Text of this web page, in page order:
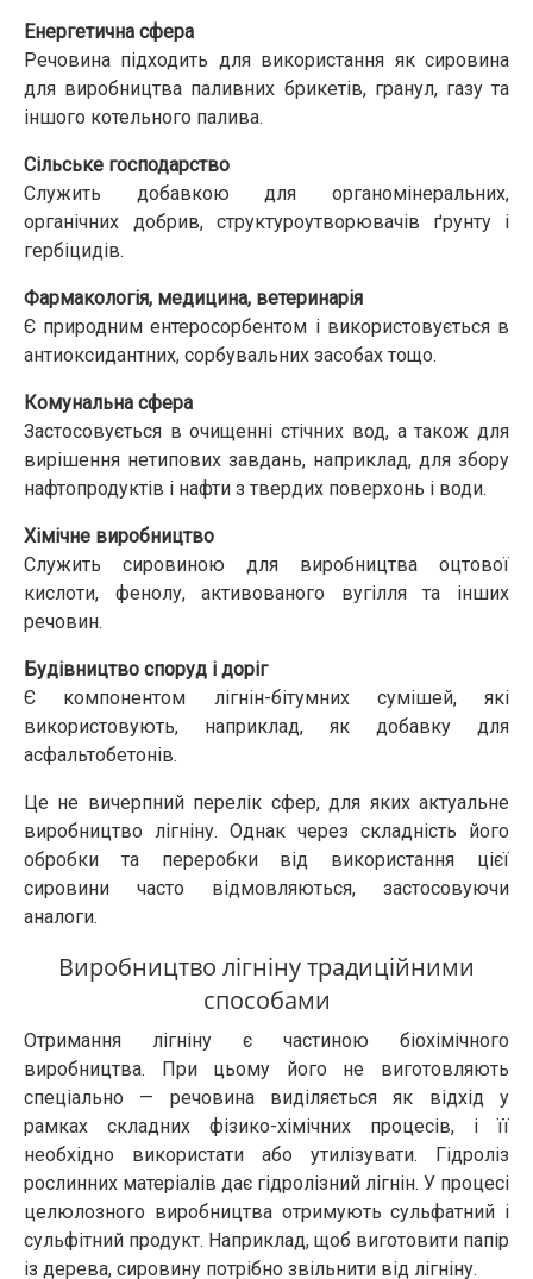
Енергетична сфера
Речовина підходить для використання як сировина
для виробництва паливних брикетів, гранул, газу та
іншого котельного палива.
Сільське господарство
Служить добавкою для органомінеральних,
органічних добрив, структуроутворювачів ґрунту і
гербіцидів.
Фармакологія, медицина, ветеринарія
Є природним ентеросорбентом і використовується в
антиоксидантних, сорбувальних засобах тощо.
Комунальна сфера
Застосовується в очищенні стічних вод, а також для
вирішення нетипових завдань, наприклад, для збору
нафтопродуктів і нафти з твердих поверхонь і води.
Хімічне виробництво
Служить сировиною для виробництва оцтової
кислоти, фенолу, активованого вугілля та інших
речовин.
Будівництво споруд і доріг
Є компонентом лігнін-бітумних сумішей, які
використовують, наприклад, як добавку для
асфальтобетонів.
Це не вичерпний перелік сфер, для яких актуальне
виробництво лігніну. Однак через складність його
обробки та переробки від використання цієї
сировини часто відмовляються, застосовуючи
аналоги.
Виробництво лігніну традиційними
способами
Отримання лігніну є частиною біохімічного
виробництва. При цьому його не виготовляють
спеціально — речовина виділяється як відхід у
рамках складних фізико-хімічних процесів, і її
необхідно використати або утилізувати. Гідроліз
рослинних матеріалів дає гідролізний лігнін. У процесі
целюлозного виробництва отримують сульфатний і
сульфітний продукт. Наприклад, щоб виготовити папір
із дерева, сировину потрібно звільнити від лігніну.